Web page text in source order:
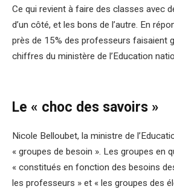
Ce qui revient à faire des classes avec
d’un côté, et les bons de l’autre. En
près de 15% des professeurs faisaient
chiffres du ministère de l’Education
Le « choc des savoirs »
Nicole Belloubet, la ministre de
« groupes de besoin ». Les groupes en
« constitués en fonction des besoins
les professeurs » et « les groupes des